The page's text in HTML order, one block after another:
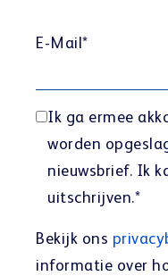
E-Mail*
Ik ga ermee
worden
nieuwsbrief. Ik
uitschrijven.*
Bekijk ons
informatie over